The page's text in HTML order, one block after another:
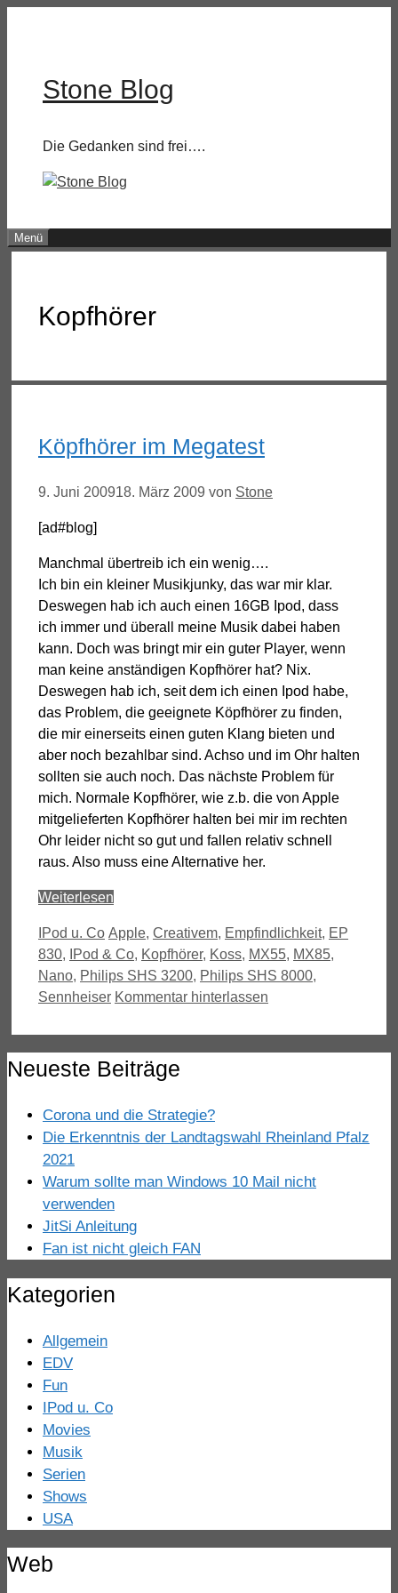
Stone Blog
Die Gedanken sind frei….
Menü
Kopfhörer
Köpfhörer im Megatest
9. Juni 200918. März 2009 von Stone
[ad#blog]
Manchmal übertreib ich ein wenig….
Ich bin ein kleiner Musikjunky, das war mir klar.
Deswegen hab ich auch einen 16GB Ipod, dass
ich immer und überall meine Musik dabei haben
kann. Doch was bringt mir ein guter Player, wenn
man keine anständigen Kopfhörer hat? Nix.
Deswegen hab ich, seit dem ich einen Ipod habe,
das Problem, die geeignete Köpfhörer zu finden,
die mir einerseits einen guten Klang bieten und
aber noch bezahlbar sind. Achso und im Ohr halten
sollten sie auch noch. Das nächste Problem für
mich. Normale Kopfhörer, wie z.b. die von Apple
mitgelieferten Kopfhörer halten bei mir im rechten
Ohr leider nicht so gut und fallen relativ schnell
raus. Also muss eine Alternative her.
Weiterlesen
Kategorien
IPod u. Co Schlagwörter
Apple, Creativem, Empfindlichkeit, EP
830, IPod & Co, Kopfhörer, Koss, MX55, MX85,
Nano, Philips SHS 3200, Philips SHS 8000,
Sennheiser Kommentar hinterlassen
Neueste Beiträge
Corona und die Strategie?
Die Erkenntnis der Landtagswahl Rheinland Pfalz
2021
Warum sollte man Windows 10 Mail nicht
verwenden
JitSi Anleitung
Fan ist nicht gleich FAN
Kategorien
Allgemein
EDV
Fun
IPod u. Co
Movies
Musik
Serien
Shows
USA
Web